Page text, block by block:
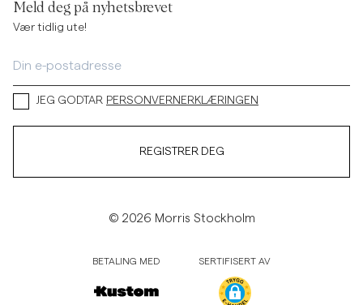
Meld deg på nyhetsbrevet
Vær tidlig ute!
JEG GODTAR PERSONVERNERKLÆRINGEN
REGISTRER DEG
© 2026 Morris Stockholm
BETALING MED SERTIFISERT AV